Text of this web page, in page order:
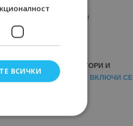
по всяко време!
ТУРОПЕРАТОРИ И
НА BGTOURISM.BG -
ВКЛЮЧИ СЕ
ВСИЧКИ